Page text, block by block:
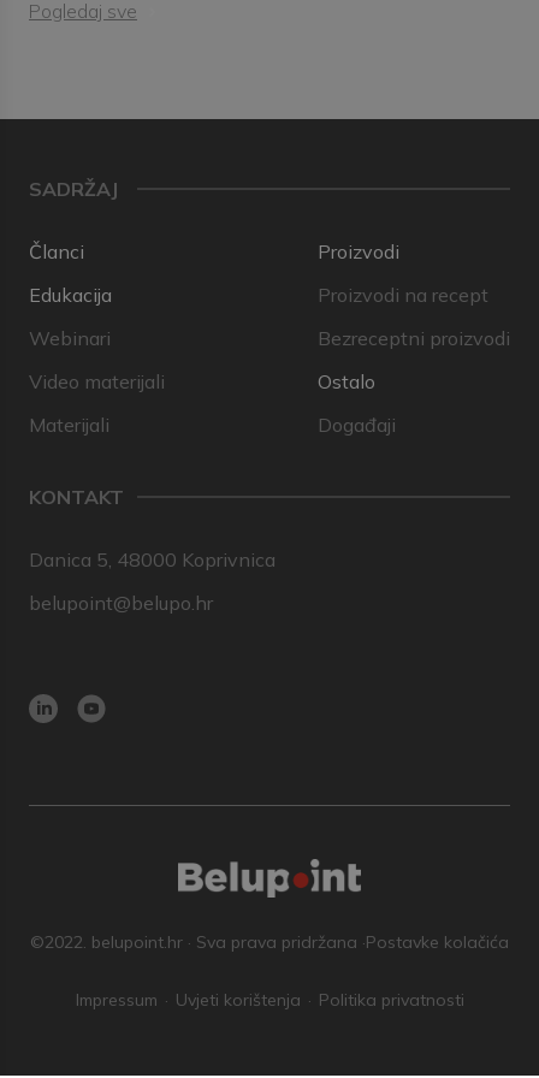
Pogledaj sve
SADRŽAJ
Članci
Edukacija
Webinari
Video materijali
Materijali
Proizvodi
Proizvodi na recept
Bezreceptni proizvodi
Ostalo
Događaji
KONTAKT
Danica 5, 48000 Koprivnica
belupoint@belupo.hr
©2022. belupoint.hr · Sva prava pridržana ·Postavke kolačića
Impressum Uvjeti korištenja Politika privatnosti